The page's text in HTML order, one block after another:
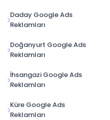
Daday Google Ads
Reklamları
Doğanyurt Google Ads
Reklamları
İhsangazi Google Ads
Reklamları
Küre Google Ads
Reklamları